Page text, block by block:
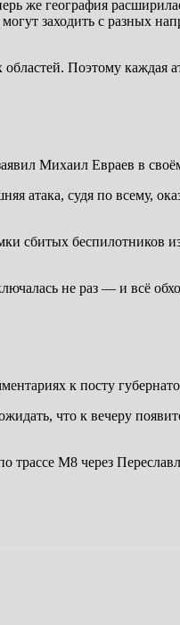
же география
заходить с разных
Поэтому каждая
Михаил Евраев в
атака, судя по всему,
сбитых беспилотников
не раз — и всё
к посту
что к вечеру
М8 через